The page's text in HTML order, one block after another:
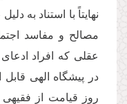
نهایتاً با استناد به
مصالح و مفاسد
عقلى كه افراد
در پیشگاه الهى قابل
روز قیامت از